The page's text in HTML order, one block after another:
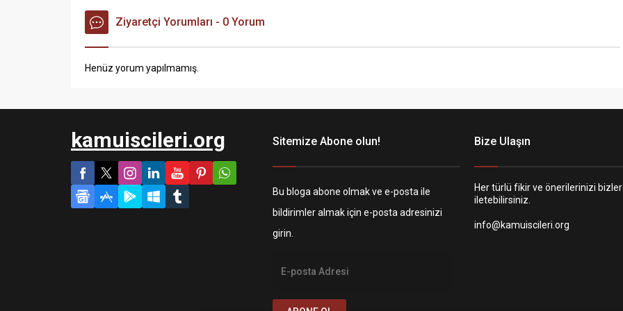
Ziyaretçi Yorumları - 0 Yorum
Henüz yorum yapılmamış.
kamuiscileri.org Sitemize Abone olun!
Bu bloga abone olmak ve e-posta ile
bildirimler almak için e-posta adresinizi
girin.
Bize Ulaşın
Her türlü fikir ve önerilerinizi
iletebilirsiniz.
info@kamuiscileri.org